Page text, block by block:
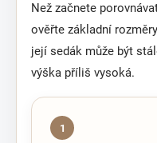
Než začnete
ověřte základní
její sedák může být
výška příliš vysoká.
1